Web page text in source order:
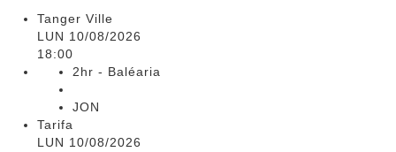
Tanger Ville
LUN 10/08/2026
18:00
2hr - Baléaria
JON
Tarifa
LUN 10/08/2026